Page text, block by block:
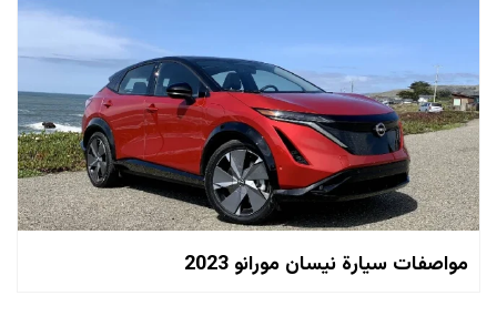
مواصفات سيارة نيسان مورانو 2023